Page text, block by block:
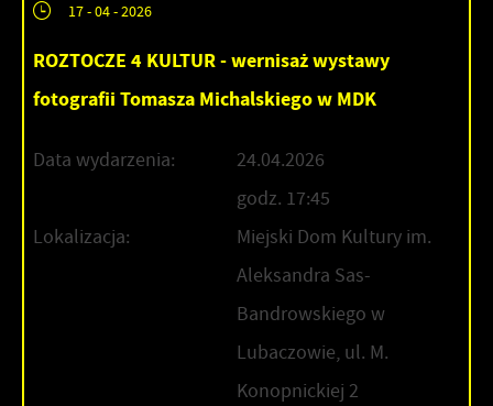
17 - 04 - 2026
ROZTOCZE 4 KULTUR - wernisaż wystawy
fotografii Tomasza Michalskiego w MDK
Data wydarzenia:
24.04.2026
godz. 17:45
Lokalizacja:
Miejski Dom Kultury im.
Aleksandra Sas-
Bandrowskiego w
Lubaczowie, ul. M.
Konopnickiej 2